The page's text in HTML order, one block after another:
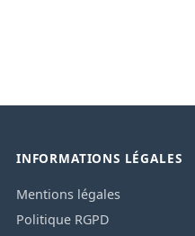
INFORMATIONS LÉGALES
Mentions légales
Politique RGPD